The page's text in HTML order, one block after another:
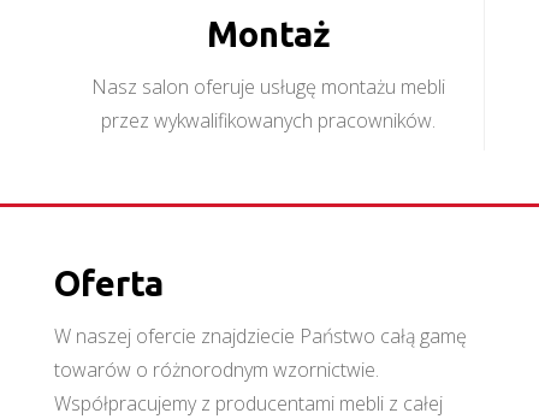
Montaż
Nasz salon oferuje usługę montażu mebli
przez wykwalifikowanych pracowników.
Oferta
W naszej ofercie znajdziecie Państwo całą gamę
towarów o różnorodnym wzornictwie.
Współpracujemy z producentami mebli z całej